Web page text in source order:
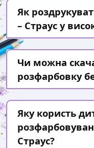
Як
– Страус у
Чи можна
розфарбовку
Яку користь
Страус?